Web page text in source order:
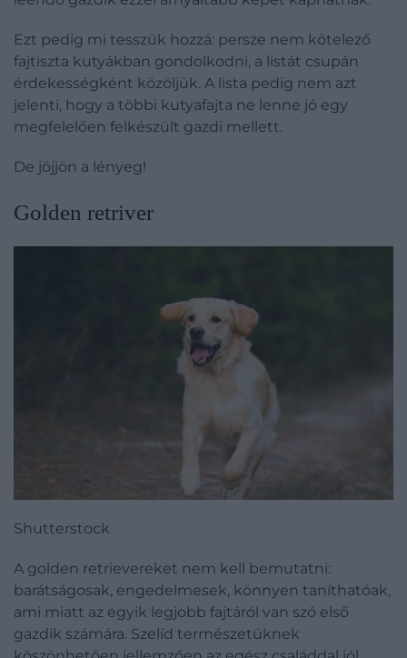
Ezt pedig mi tesszük hozzá: persze nem kötelező
fajtiszta kutyákban gondolkodni, a listát csupán
érdekességként közöljük. A lista pedig nem azt
jelenti, hogy a többi kutyafajta ne lenne jó egy
megfelelően felkészült gazdi mellett.
De jöjjön a lényeg!
Golden retriver
Shutterstock
A golden retrievereket nem kell bemutatni:
barátságosak, engedelmesek, könnyen taníthatóak,
ami miatt az egyik legjobb fajtáról van szó első
gazdik számára. Szelíd természetüknek